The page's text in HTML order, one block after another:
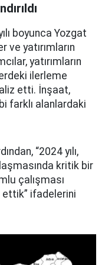
boyunca Yozgat
yatırımların
yatırımların
ilerleme
etti. İnşaat,
farklı alanlardaki
“2024 yılı,
kritik bir
çalışması
ifadelerini